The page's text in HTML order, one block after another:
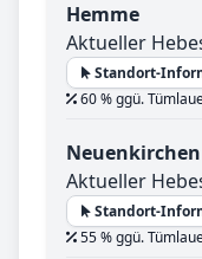
Hemme
Aktueller
Standort-
60 % ggü.
Aktueller
Standort-
55 % ggü.